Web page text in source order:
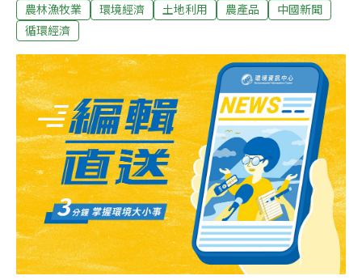
量安全法》早在2006年底已實施，但據實施情況報告指，
相關法規在實施過程中仍出現很多問題，包括農產品產地
範、農產品質量安全監管體制機制還有待進一步完善等
等。
農林漁牧業 環境經濟 土地利用 農產品
中國新聞
循環經濟